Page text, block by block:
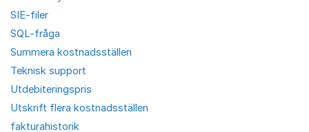
SIE-filer
SQL-fråga
Summera kostnadsställen
Teknisk support
Utdebiteringspris
Utskrift flera kostnadsställen
fakturahistorik